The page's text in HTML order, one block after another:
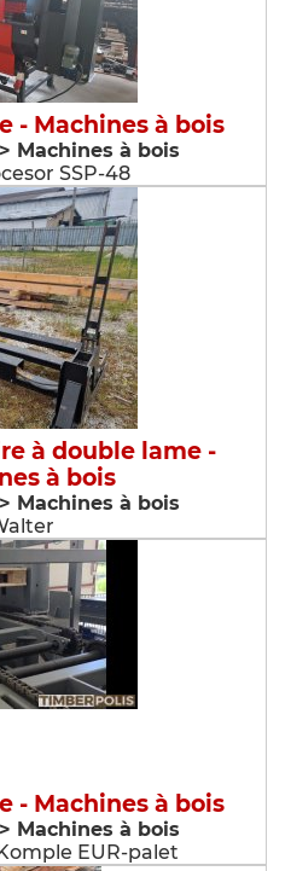
- Machines à bois
Machines à bois
SSP-48
à double lame -
à bois
Machines à bois
- Machines à bois
Machines à bois
EUR-palet